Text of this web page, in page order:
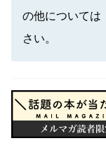
の他については
さい。